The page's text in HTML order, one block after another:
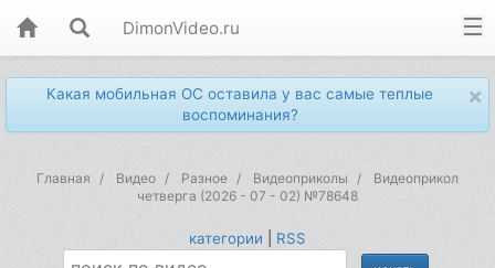
DimonVideo.ru
×
Какая мобильная ОС оставила у вас самые теплые
воспоминания?
Главная Видео Разное Видеоприколы
Видеоприкол
четверга (2026 - 07 - 02) №78648
категории RSS